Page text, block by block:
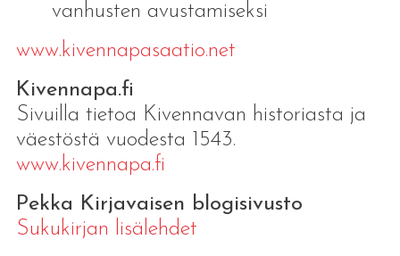
vanhusten avustamiseksi
www.kivennapasaatio.net
Kivennapa.fi
Sivuilla tietoa Kivennavan historiasta ja
väestöstä vuodesta 1543.
www.kivennapa.fi
Pekka Kirjavaisen blogisivusto
Sukukirjan lisälehdet